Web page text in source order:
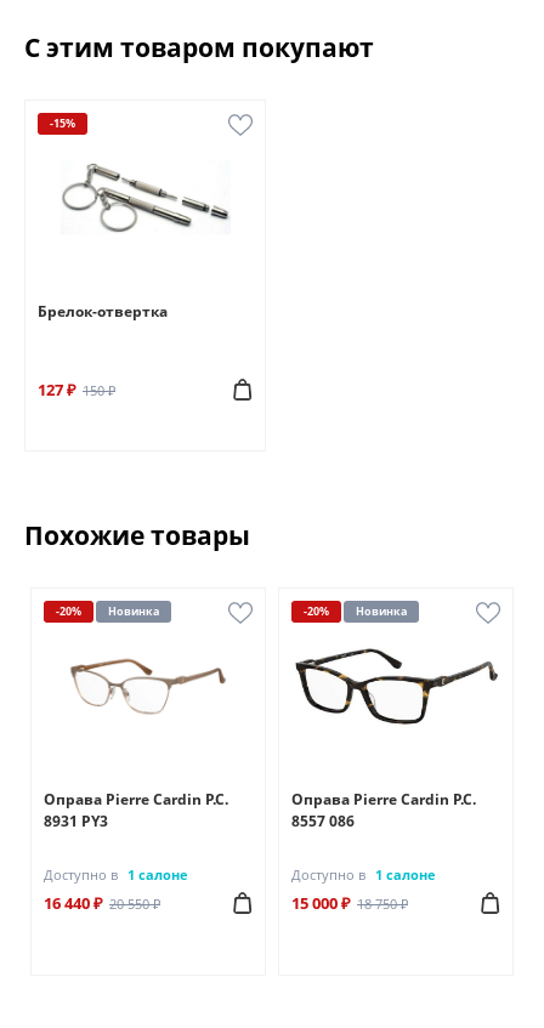
С этим товаром покупают
-15%
Брелок-отвертка
127 ₽ 150 ₽
Похожие товары
-20% Новинка
Оправа Pierre Cardin P.C.
8931 PY3
Доступно в 1 салоне
16 440 ₽ 20 550 ₽
-20% Новинка
Оправа Pierre Cardin P.C.
8557 086
Доступно в 1 салоне
15 000 ₽ 18 750 ₽